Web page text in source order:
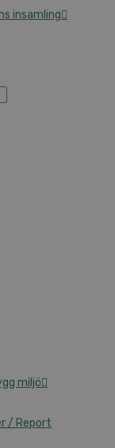
insamling
miljö
/ Report